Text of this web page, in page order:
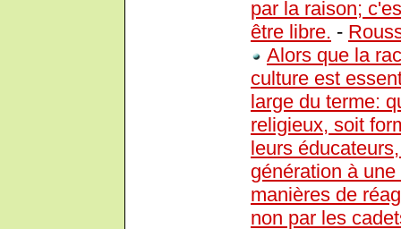
par la raison;
être libre. -
Alors que la
culture est
large du terme:
religieux, soit
leurs
génération à
manières de
non par les